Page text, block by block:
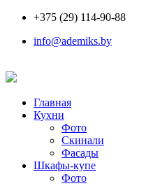
+375 (29) 114-90-88
info@ademiks.by
Главная
Кухни
Фото
Скинали
Фасады
Шкафы-купе
Фото